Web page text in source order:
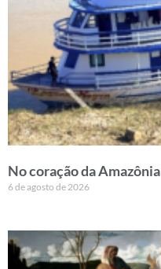
No coração da Amazônia
6 de agosto de 2026